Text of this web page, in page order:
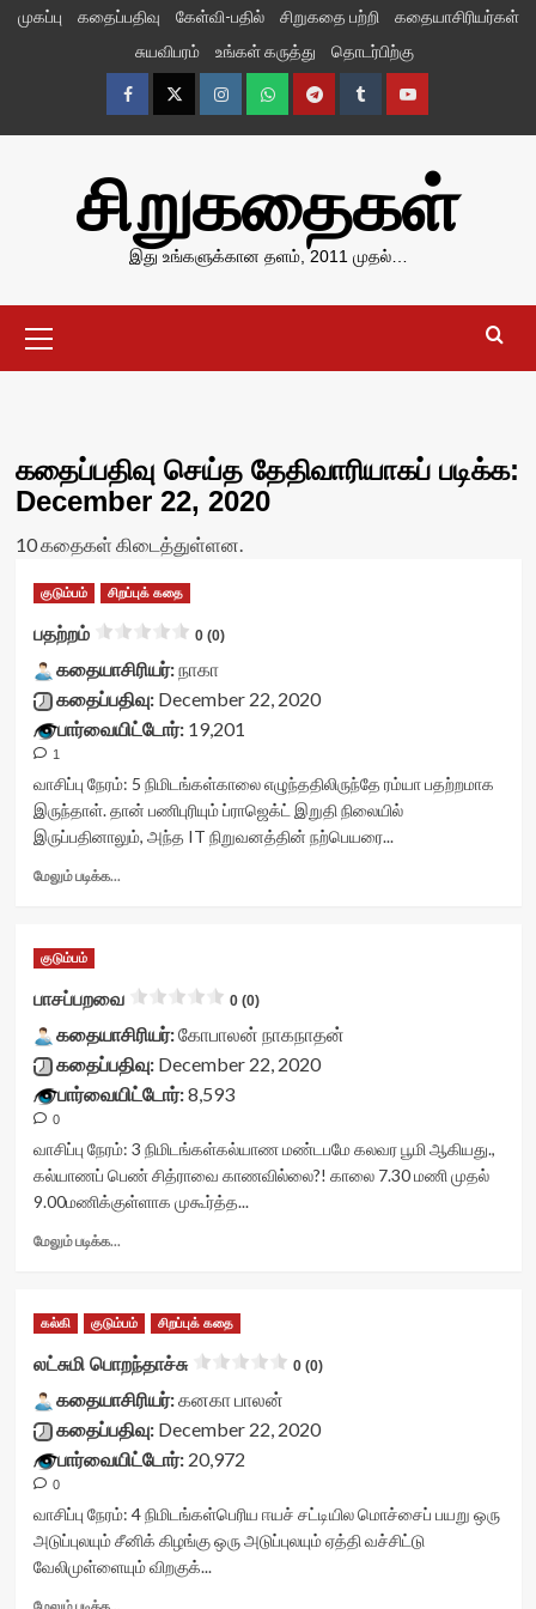
Skipமுகப்பு கதைப்பதிவு கேள்வி-பதில் சிறுகதை பற்றி
கதையாசிரியர்கள்
சுயவிபரம்
உங்கள் கருத்து தொடர்பிற்கு
FacebookTwitterInstagramWhatsappTelegramTumblrYouTube
சிறுகதைகள்
இது உங்களுக்கான தளம், 2011 முதல்…
Menu
கதைப்பதிவு செய்த தேதிவாரியாகப் படிக்க:
December 22, 2020
10 கதைகள் கிடைத்துள்ளன.
குடும்பம் சிறப்புக் கதை
பதற்றம் 0 (0)
கதையாசிரியர்:நாகா
கதைப்பதிவு:December 22, 2020
பார்வையிட்டோர்:19,201
1
வாசிப்பு நேரம்: 5 நிமிடங்கள்காலை எழுந்ததிலிருந்தே ரம்யா பதற்றமாக
இருந்தாள். தான் பணிபுரியும் ப்ராஜெக்ட் இறுதி நிலையில்
இருப்பதினாலும், அந்த IT நிறுவனத்தின் நற்பெயரை...
மேலும் படிக்க...
vv-
stars-
title-
container">
<div
class='yasr-
title
yasr-
rater-
stars'
rater-
f3246acb7a50e'
data-
rating='0'
data-
rater-
starsize='16'
rater-
postid='31998'
data-
rater-
குடும்பம்
பாசப்பறவை 0 (0)
கதையாசிரியர்:கோபாலன் நாகநாதன்
கதைப்பதிவு:December 22, 2020
பார்வையிட்டோர்:8,593
0
வாசிப்பு நேரம்: 3 நிமிடங்கள்கல்யாண மண்டபமே கலவர பூமி ஆகியது.,
கல்யாணப் பெண் சித்ராவை காணவில்லை?! காலை 7.30 மணி முதல்
9.00மணிக்குள்ளாக முகூர்த்த...
மேலும் படிக்க...
class="yasr-
vv-
stars-
title-
container">
<div
class='yasr-
title
yasr-
rater-
stars'
கல்கி குடும்பம் சிறப்புக் கதை
லட்சுமி பொறந்தாச்சு 0 (0)
கதையாசிரியர்:கனகா பாலன்
கதைப்பதிவு:December 22, 2020
பார்வையிட்டோர்:20,972
0
வாசிப்பு நேரம்: 4 நிமிடங்கள்பெரிய ஈயச் சட்டியில மொச்சைப் பயறு ஒரு
அடுப்புலயும் சீனிக் கிழங்கு ஒரு அடுப்புலயும் ஏத்தி வச்சிட்டு
வேலிமுள்ளையும் விறகுக்...